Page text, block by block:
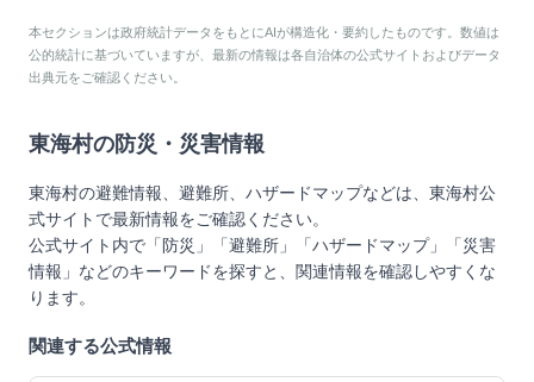
本セクションは政府統計データをもとにAIが構造化・要約したものです。数値は
公的統計に基づいていますが、最新の情報は各自治体の公式サイトおよびデータ
出典元をご確認ください。
東海村の防災・災害情報
東海村の避難情報、避難所、ハザードマップなどは、 東海村公
式サイトで最新情報をご確認ください。
公式サイト内で「防災」「避難所」「ハザードマップ」「災害
情報」などのキーワードを探すと、関連情報を確認しやすくな
ります。
関連する公式情報